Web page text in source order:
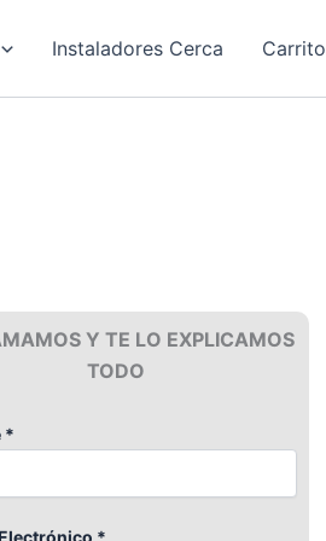
Instaladores Cerca Carrito
Y TE LO EXPLICAMOS
TODO
*
*